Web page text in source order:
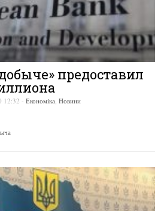
предоставил
12:32 - Економіка, Новини